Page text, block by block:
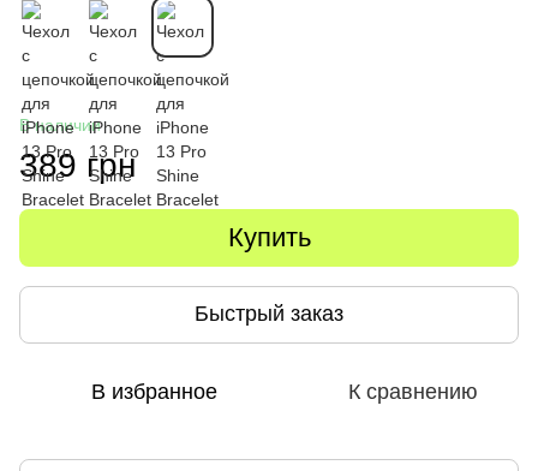
В наличии
389 грн
Купить
Быстрый заказ
В избранное К сравнению